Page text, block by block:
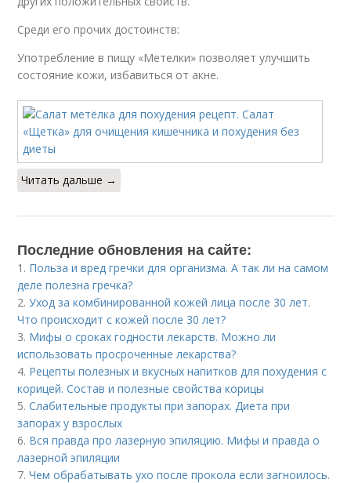
Среди его прочих достоинств:
Употребление в пищу «Метелки» позволяет улучшить
состояние кожи, избавиться от акне.
Читать дальше →
Последние обновления на сайте:
1. Польза и вред гречки для организма. А так ли на самом
деле полезна гречка?
2.Уход за комбинированной кожей лица после 30 лет.
Что происходит с кожей после 30 лет?
3. Мифы о сроках годности лекарств. Можно ли
использовать просроченные лекарства?
4. Рецепты полезных и вкусных напитков для похудения с
корицей. Состав и полезные свойства корицы
5.Слабительные продукты при запорах. Диета при
запорах у взрослых
6. Вся правда про лазерную эпиляцию. Мифы и правда о
лазерной эпиляции
7.Чем обрабатывать ухо после прокола если загноилось.